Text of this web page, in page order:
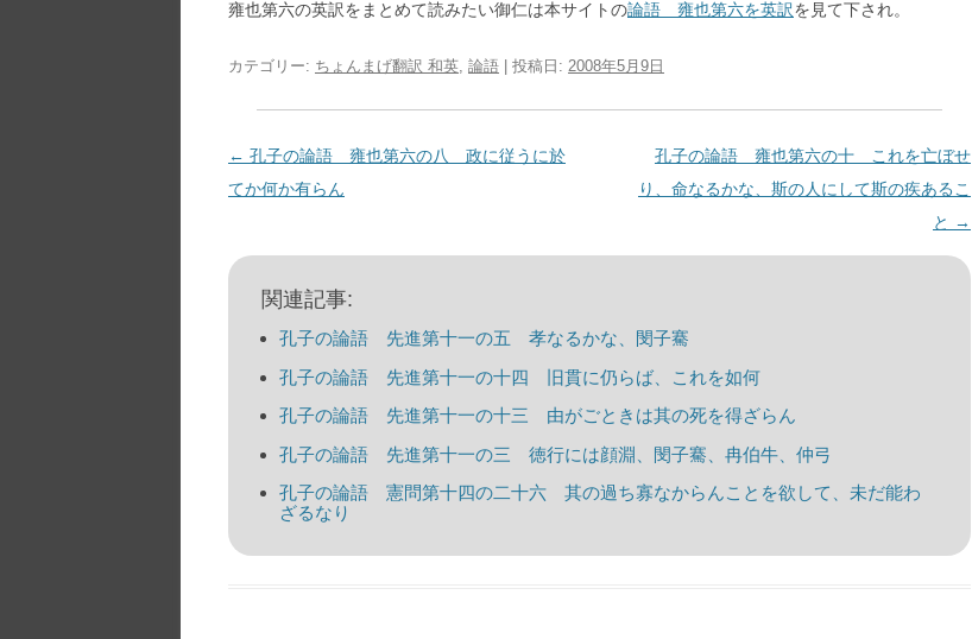
雍也第六の英訳をまとめて読みたい御仁は本サイトの論語 雍也第六を英訳を見て下され。
カテゴリー: ちょんまげ翻訳 和英, 論語 | 投稿日: 2008年5月9日
投
稿
ビ
← 孔子の論語 雍也第六の八 政に従うに於
てか何か有らん
孔子の論語 雍也第六の十 これを亡ぼせ
り、命なるかな、斯の人にして斯の疾あるこ
と →
関連記事:
孔子の論語 先進第十一の五 孝なるかな、閔子騫
孔子の論語 先進第十一の十四 旧貫に仍らば、これを如何
孔子の論語 先進第十一の十三 由がごときは其の死を得ざらん
孔子の論語 先進第十一の三 徳行には顔淵、閔子騫、冉伯牛、仲弓
孔子の論語 憲問第十四の二十六 其の過ち寡なからんことを欲して、未だ能わ
ざるなり